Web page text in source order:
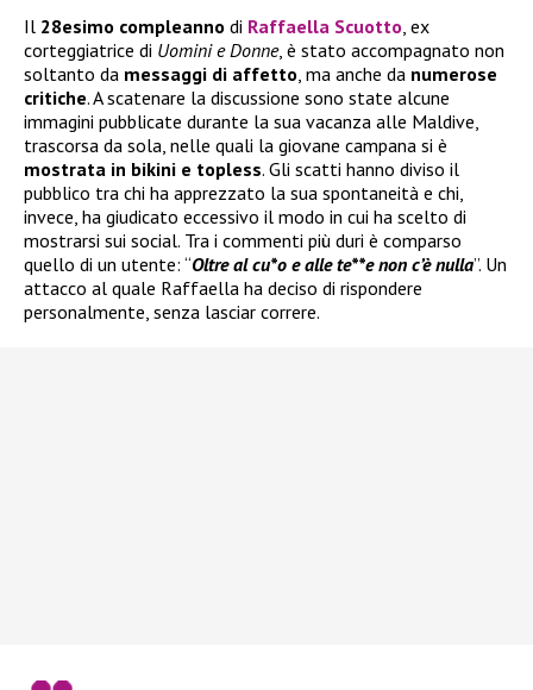
Il 28esimo compleanno di Raffaella Scuotto, ex
corteggiatrice di Uomini e Donne, è stato accompagnato non
soltanto da messaggi di affetto, ma anche da numerose
critiche. A scatenare la discussione sono state alcune
immagini pubblicate durante la sua vacanza alle Maldive,
trascorsa da sola, nelle quali la giovane campana si è
mostrata in bikini e topless. Gli scatti hanno diviso il
pubblico tra chi ha apprezzato la sua spontaneità e chi,
invece, ha giudicato eccessivo il modo in cui ha scelto di
mostrarsi sui social. Tra i commenti più duri è comparso
quello di un utente: “Oltre al cu*o e alle te**e non c’è nulla”. Un
attacco al quale Raffaella ha deciso di rispondere
personalmente, senza lasciar correre.